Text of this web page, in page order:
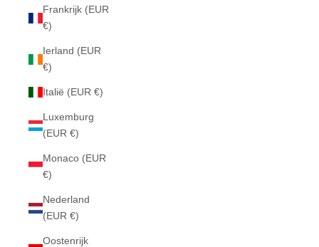
Frankrijk (EUR
€)
Ierland (EUR
€)
Italië (EUR €)
Luxemburg
(EUR €)
Monaco (EUR
€)
Nederland
(EUR €)
Oostenrijk